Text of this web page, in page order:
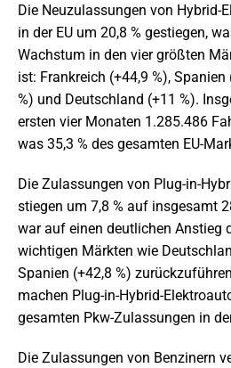
Die Neuzulassungen von Hybrid-
in der EU um 20,8 % gestiegen,
Wachstum in den vier größten
ist: Frankreich (+44,9 %),
%) und Deutschland (+11 %).
ersten vier Monaten 1.285.486
was 35,3 % des gesamten EU-
Die Zulassungen von Plug-in-
stiegen um 7,8 % auf insgesamt
war auf einen deutlichen Anstieg
wichtigen Märkten wie
Spanien (+42,8 %)
machen Plug-in-Hybrid-
gesamten Pkw-Zulassungen in
Die Zulassungen von Benzinern